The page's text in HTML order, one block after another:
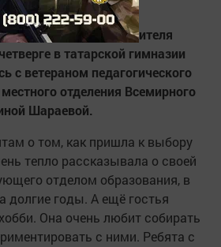
людей и Дня учителя
в татарской гимназии
с ветераном педагогического
отделения Всемирного
Шараевой.
о том, как пришла к выбору
тепло рассказывала о своей
отделом образования, в
долгие годы. А ещё гостья
Она очень любит собирать
с ними. Ребята с